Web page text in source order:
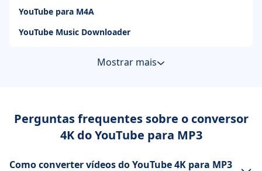
YouTube para M4A
YouTube Music Downloader
Mostrar mais
Perguntas frequentes sobre o conversor
4K do YouTube para MP3
Como converter vídeos do YouTube 4K para MP3